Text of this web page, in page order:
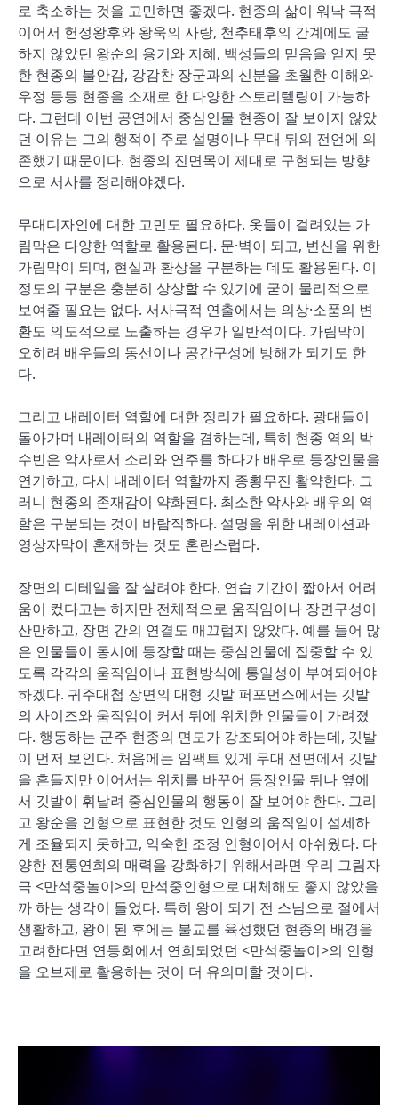
로 축소하는 것을 고민하면 좋겠다. 현종의 삶이 워낙 극적
이어서 헌정왕후와 왕욱의 사랑, 천추태후의 간계에도 굴
하지 않았던 왕순의 용기와 지혜, 백성들의 믿음을 얻지 못
한 현종의 불안감, 강감찬 장군과의 신분을 초월한 이해와
우정 등등 현종을 소재로 한 다양한 스토리텔링이 가능하
다. 그런데 이번 공연에서 중심인물 현종이 잘 보이지 않았
던 이유는 그의 행적이 주로 설명이나 무대 뒤의 전언에 의
존했기 때문이다. 현종의 진면목이 제대로 구현되는 방향
으로 서사를 정리해야겠다.
무대디자인에 대한 고민도 필요하다. 옷들이 걸려있는 가
림막은 다양한 역할로 활용된다. 문·벽이 되고, 변신을 위한
가림막이 되며, 현실과 환상을 구분하는 데도 활용된다. 이
정도의 구분은 충분히 상상할 수 있기에 굳이 물리적으로
보여줄 필요는 없다. 서사극적 연출에서는 의상·소품의 변
환도 의도적으로 노출하는 경우가 일반적이다. 가림막이
오히려 배우들의 동선이나 공간구성에 방해가 되기도 한
다.
그리고 내레이터 역할에 대한 정리가 필요하다. 광대들이
돌아가며 내레이터의 역할을 겸하는데, 특히 현종 역의 박
수빈은 악사로서 소리와 연주를 하다가 배우로 등장인물을
연기하고, 다시 내레이터 역할까지 종횡무진 활약한다. 그
러니 현종의 존재감이 약화된다. 최소한 악사와 배우의 역
할은 구분되는 것이 바람직하다. 설명을 위한 내레이션과
영상자막이 혼재하는 것도 혼란스럽다.
장면의 디테일을 잘 살려야 한다. 연습 기간이 짧아서 어려
움이 컸다고는 하지만 전체적으로 움직임이나 장면구성이
산만하고, 장면 간의 연결도 매끄럽지 않았다. 예를 들어 많
은 인물들이 동시에 등장할 때는 중심인물에 집중할 수 있
도록 각각의 움직임이나 표현방식에 통일성이 부여되어야
하겠다. 귀주대첩 장면의 대형 깃발 퍼포먼스에서는 깃발
의 사이즈와 움직임이 커서 뒤에 위치한 인물들이 가려졌
다. 행동하는 군주 현종의 면모가 강조되어야 하는데, 깃발
이 먼저 보인다. 처음에는 임팩트 있게 무대 전면에서 깃발
을 흔들지만 이어서는 위치를 바꾸어 등장인물 뒤나 옆에
서 깃발이 휘날려 중심인물의 행동이 잘 보여야 한다. 그리
고 왕순을 인형으로 표현한 것도 인형의 움직임이 섬세하
게 조율되지 못하고, 익숙한 조정 인형이어서 아쉬웠다. 다
양한 전통연희의 매력을 강화하기 위해서라면 우리 그림자
극 <만석중놀이>의 만석중인형으로 대체해도 좋지 않았을
까 하는 생각이 들었다. 특히 왕이 되기 전 스님으로 절에서
생활하고, 왕이 된 후에는 불교를 육성했던 현종의 배경을
고려한다면 연등회에서 연희되었던 <만석중놀이>의 인형
을 오브제로 활용하는 것이 더 유의미할 것이다.